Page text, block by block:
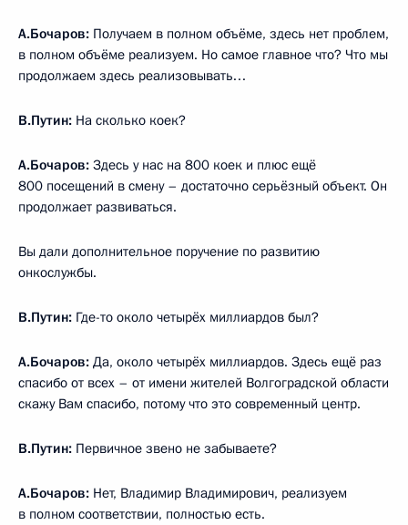
А.Бочаров: Получаем в полном объёме, здесь нет проблем,
в полном объёме реализуем. Но самое главное что? Что мы
продолжаем здесь реализовывать…
В.Путин: На сколько коек?
А.Бочаров: Здесь у нас на 800 коек и плюс ещё
800 посещений в смену – достаточно серьёзный объект. Он
продолжает развиваться.
Вы дали дополнительное поручение по развитию
онкослужбы.
В.Путин: Где-то около четырёх миллиардов был?
А.Бочаров: Да, около четырёх миллиардов. Здесь ещё раз
спасибо от всех – от имени жителей Волгоградской области
скажу Вам спасибо, потому что это современный центр.
В.Путин: Первичное звено не забываете?
А.Бочаров: Нет, Владимир Владимирович, реализуем
в полном соответствии, полностью есть.